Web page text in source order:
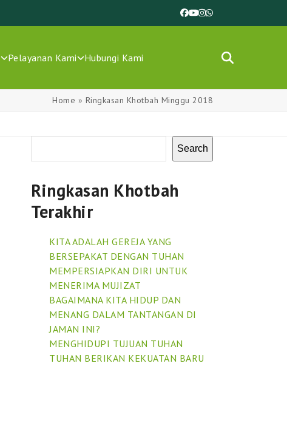
Facebook
YouTube
Instagram
Whatsapp
Pelayanan Kami Hubungi Kami
Home » Ringkasan Khotbah Minggu 2018
Search
Ringkasan Khotbah
Terakhir
KITA ADALAH GEREJA YANG
BERSEPAKAT DENGAN TUHAN
MEMPERSIAPKAN DIRI UNTUK
MENERIMA MUJIZAT
BAGAIMANA KITA HIDUP DAN
MENANG DALAM TANTANGAN DI
JAMAN INI?
MENGHIDUPI TUJUAN TUHAN
TUHAN BERIKAN KEKUATAN BARU